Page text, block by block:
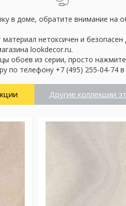
в доме, обратите внимание на
нетоксичен и
lookdecor.ru.
обоев из серии, просто
по телефону +7 (495) 255-04-74
Другие коллекции